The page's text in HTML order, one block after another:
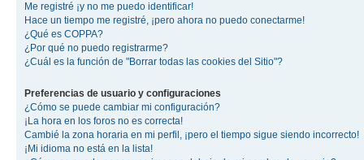
Me registré ¡y no me puedo identificar!
Hace un tiempo me registré, ¡pero ahora no puedo conectarme!
¿Qué es COPPA?
¿Por qué no puedo registrarme?
¿Cuál es la función de "Borrar todas las cookies del Sitio"?
Preferencias de usuario y configuraciones
¿Cómo se puede cambiar mi configuración?
¡La hora en los foros no es correcta!
Cambié la zona horaria en mi perfil, ¡pero el tiempo sigue siendo incorrecto!
¡Mi idioma no está en la lista!